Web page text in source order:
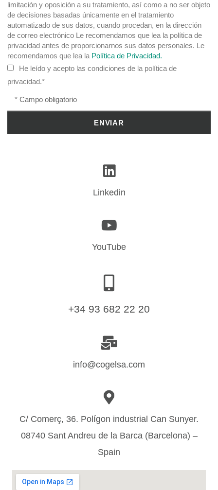
limitación y oposición a su tratamiento, así como a no ser objeto
de decisiones basadas únicamente en el tratamiento
automatizado de sus datos, cuando procedan, en la dirección
de correo electrónico Le recomendamos que lea la política de
privacidad antes de proporcionarnos sus datos personales. Le
recomendamos que lea la Política de Privacidad.
He leído y acepto las condiciones de la política de
privacidad.*
ENVIAR
Linkedin
YouTube
+34 93 682 22 20
info@cogelsa.com
C/ Comerç, 36. Polígon industrial Can Sunyer.
08740 Sant Andreu de la Barca (Barcelona) –
Spain